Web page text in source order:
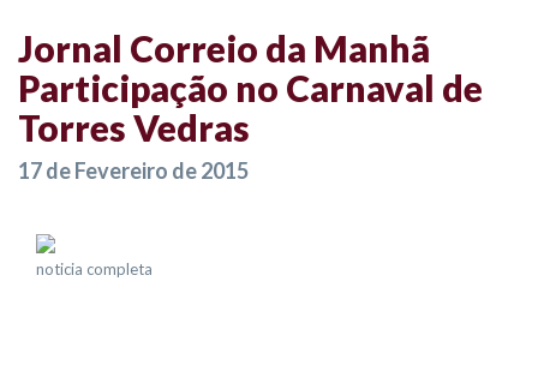
Jornal Correio da Manhã
Participação no Carnaval de
Torres Vedras
17 de Fevereiro de 2015
noticia completa